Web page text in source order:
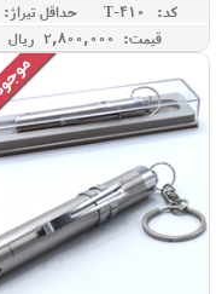
کد: T-410
حداقل تيراژ: 100
قیمت: 2,800,000 ريال